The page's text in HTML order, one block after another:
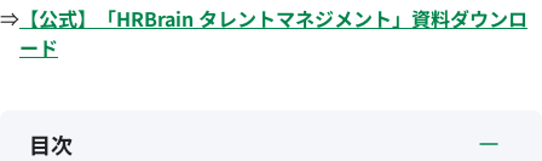
⇒ 【公式】「HRBrain タレントマネジメント」資料ダウンロ
ード
目次